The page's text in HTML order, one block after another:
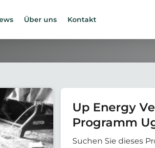
Über uns Kontakt
Up Energy
Programm
Suchen Sie dieses